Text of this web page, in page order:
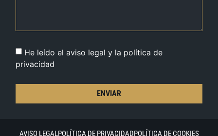
He leído el aviso legal y la política de
privacidad
ENVIAR
AVISO LEGALPOLÍTICA DE PRIVACIDADPOLÍTICA DE COOKIES